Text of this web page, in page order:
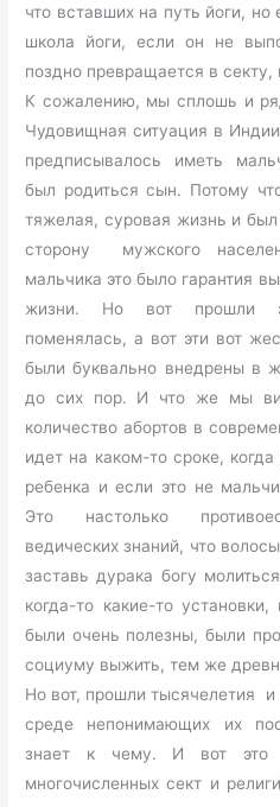
что вставших на путь йоги, но
школа йоги, если он не
поздно превращается в секту,
К сожалению, мы сплошь и
Чудовищная ситуация в
предписывалось иметь
был родиться сын. Потому
тяжелая, суровая жизнь и
сторону мужского
мальчика это было гарантия
жизни. Но вот прошли
поменялась, а вот эти вот
были буквально внедрены в
до сих пор. И что же мы
количество абортов в
идет на каком-то сроке,
ребенка и если это не
Это настолько
ведических знаний, что
заставь дурака богу
когда-то какие-то
были очень полезны, были
социуму выжить, тем же
Но вот, прошли тысячелетия
среде непонимающих их
знает к чему. И вот это
многочисленных сект и